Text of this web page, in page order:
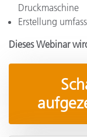
Druckmaschine
Erstellung
Dieses Webinar